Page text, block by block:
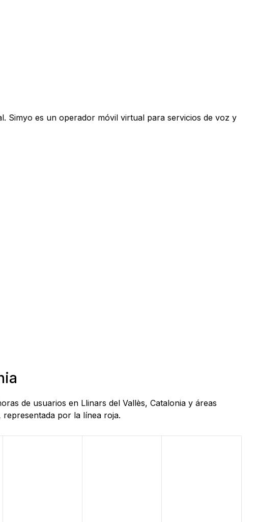
Simyo es un operador móvil virtual para servicios de voz y
de usuarios en Llinars del Vallès, Catalonia y áreas
por la línea roja.